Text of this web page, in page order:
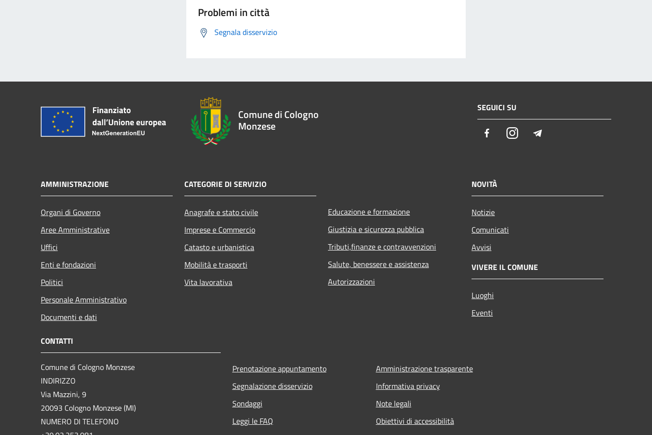
Problemi in città
Segnala disservizio
Comune di Cologno
Monzese
SEGUICI SU
FacebookInstagram
AMMINISTRAZIONE
Organi di Governo
Aree Amministrative
Uffici
Enti e fondazioni
Politici
Personale Amministrativo
Documenti e dati
CATEGORIE DI SERVIZIO
Anagrafe e stato civile
Imprese e Commercio
Catasto e urbanistica
Mobilità e trasporti
Vita lavorativa
Educazione e formazione
Giustizia e sicurezza pubblica
Tributi,finanze e contravvenzioni
Salute, benessere e assistenza
Autorizzazioni
NOVITÀ
Notizie
Comunicati
Avvisi
VIVERE IL COMUNE
Luoghi
Eventi
CONTATTI
Comune di Cologno Monzese
INDIRIZZO
Via Mazzini, 9
20093 Cologno Monzese (MI)
NUMERO DI TELEFONO
Prenotazione appuntamento
Segnalazione disservizio
Sondaggi
Leggi le FAQ
Amministrazione trasparente
Informativa privacy
Note legali
Obiettivi di accessibilità